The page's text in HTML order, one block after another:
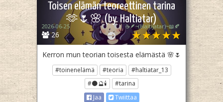
Toisen elämän teoreettinen tarina
🫶🌷🌸 (by. Haltiatar)
26
2026-06-25 ☕🪶~(ℍaltijatar)~📖🍂
Kerron mun teorian toisesta elämästä 🌸🌷
#toinenelämä #teoria
#haltiatar_13
#🌑🔮🕯️
#tarina
Jaa
Twiittaa